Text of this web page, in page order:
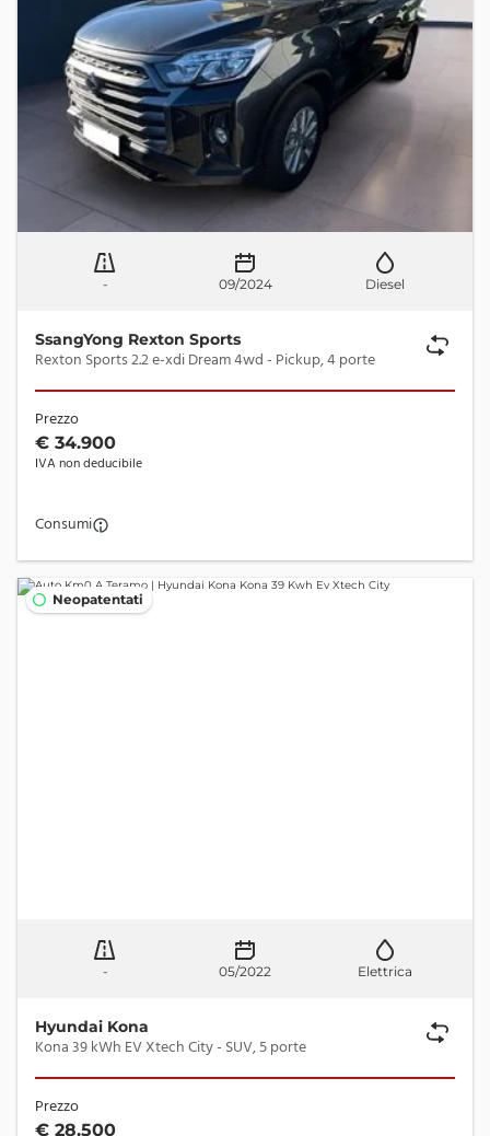
- 09/2024 Diesel
SsangYong Rexton Sports
Rexton Sports 2.2 e-xdi Dream 4wd - Pickup, 4 porte
Prezzo
€ 34.900
IVA non deducibile
Consumi
Neopatentati
- 05/2022 Elettrica
Hyundai Kona
Kona 39 kWh EV Xtech City - SUV, 5 porte
Prezzo
€ 28.500